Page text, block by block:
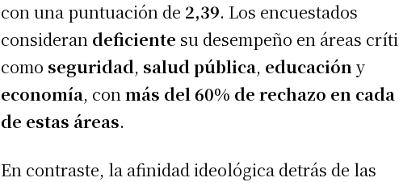
con una puntuación de 2,39. Los encuestados
consideran deficiente su desempeño en áreas
como seguridad, salud pública, educacióny
economía, conmás del 60% de rechazo en
de estas áreas.
En contraste, la afinidad ideológica detrás de las